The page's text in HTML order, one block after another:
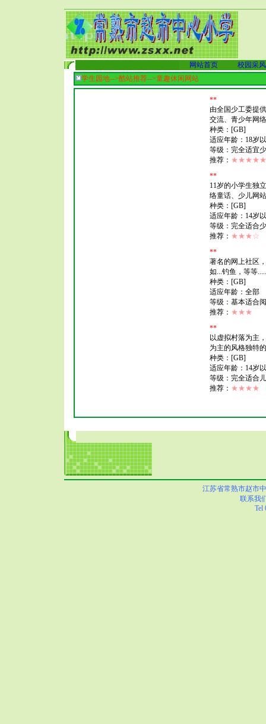
网站首页
校园采风
学生园地-->酷站推荐-->童趣休闲网站
**
由全国少工委提
交流、青少年网
种类：[GB]
适应年龄：18岁
等级：完全适宜
推荐： ★★★★★
**
11岁的小学生独
络童话、少儿网
种类：[GB]
适应年龄：14岁
等级：完全适合
推荐： ★★★☆
**
著名的网上社区
如...钓鱼，等等
种类：[GB]
适应年龄：全部
等级：基本适合
推荐： ★★★
**
以虚拟村落为主
为主的风格独特
种类：[GB]
适应年龄：14岁
等级：完全适合
推荐： ★★★★
江苏省常熟市赵市
联系我
Tel